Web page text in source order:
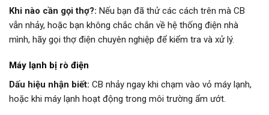
Khi nào cần gọi thợ?: Nếu bạn đã thử các cách trên mà CB
vẫn nhảy, hoặc bạn không chắc chắn về hệ thống điện nhà
mình, hãy gọi thợ điện chuyên nghiệp để kiểm tra và xử lý.
Máy lạnh bị rò điện
Dấu hiệu nhận biết: CB nhảy ngay khi chạm vào vỏ máy lạnh,
hoặc khi máy lạnh hoạt động trong môi trường ẩm ướt.